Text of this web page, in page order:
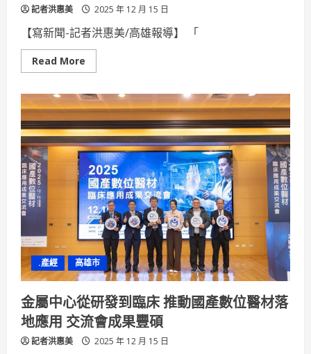
舞
的
堅
韌
記者洪惠美 2025 年 12 月 15 日
【寫新聞-記者洪惠美/高雄報導】 「
Read More
more
受
熱
鬧
歡
樂
的
「番
慶
茄
年
華」
氛
圍
「2025
路
竹
番
茄
節」
第
二
天
人
潮
依
舊
.產經 高雄市
金屬中心從研發到臨床 推動國產數位醫材落
地應用 交流會成果豐碩
記者洪惠美 2025 年 12 月 15 日